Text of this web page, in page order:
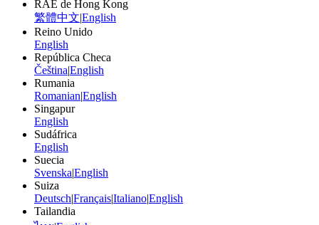
RAE de Hong Kong
繁體中文|English
Reino Unido
English
República Checa
Čeština|English
Rumania
Romanian|English
Singapur
English
Sudáfrica
English
Suecia
Svenska|English
Suiza
Deutsch|Français|Italiano|English
Tailandia